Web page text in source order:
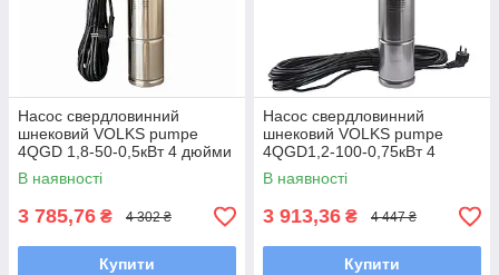
Насос свердловинний
шнековий VOLKS pumpe
4QGD 1,8-50-0,5кВт 4 дюйми
+кабель 15м
В наявності
3 785,76 ₴ 4 302 ₴
Купити
Насос свердловинний
шнековий VOLKS pumpe
4QGD1,2-100-0,75кВт 4
дюйми +кабель 15м
В наявності
3 913,36 ₴ 4 447 ₴
Купити